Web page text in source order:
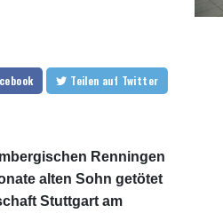
Teilen auf Twitter
Renningen
alten Sohn getötet
Stuttgart am